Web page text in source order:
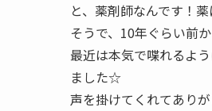
と、薬剤師なんです！
そうで、10年ぐらい前
最近は本気で喋れるよ
ました☆
声を掛けてくれてあり